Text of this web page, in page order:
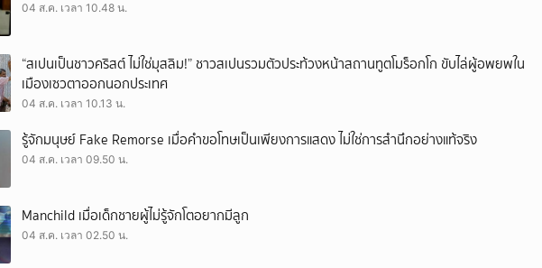
04 ส.ค. เวลา 10.48 น.
“สเปนเป็นชาวคริสต์ ไม่ใช่มุสลิม!” ชาวสเปนรวมตัวประท้วงหน้าสถานทูตโมร็อกโก ขับไล่ผู้อพยพใน
เมืองเซวตาออกนอกประเทศ
04 ส.ค. เวลา 10.13 น.
รู้จักมนุษย์ Fake Remorse เมื่อคำขอโทษเป็นเพียงการแสดง ไม่ใช่การสำนึกอย่างแท้จริง
04 ส.ค. เวลา 09.50 น.
Manchild เมื่อเด็กชายผู้ไม่รู้จักโตอยากมีลูก
04 ส.ค. เวลา 02.50 น.